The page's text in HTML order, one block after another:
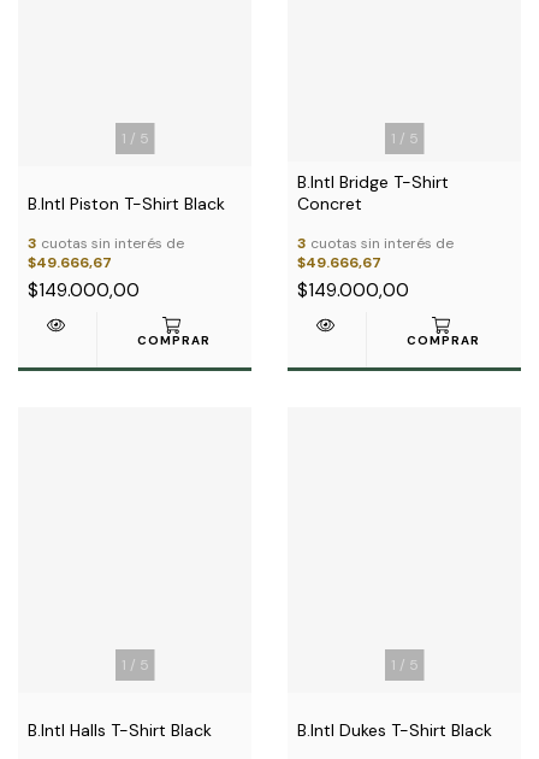
1 / 5
B.Intl Piston T-Shirt Black
3 cuotas sin interés de
$49.666,67
$149.000,00
COMPRAR
1 / 5
B.Intl Bridge T-Shirt
Concret
3 cuotas sin interés de
$49.666,67
$149.000,00
COMPRAR
1 / 5
B.Intl Halls T-Shirt Black
1 / 5
B.Intl Dukes T-Shirt Black